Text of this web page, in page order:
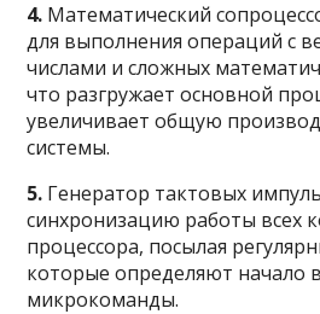
4. Математический
для выполнения операций с
числами и сложных
что разгружает основной
увеличивает общую
системы.
5. Генератор тактовых
синхронизацию работы всех
процессора, посылая
которые определяют начало
микрокоманды.